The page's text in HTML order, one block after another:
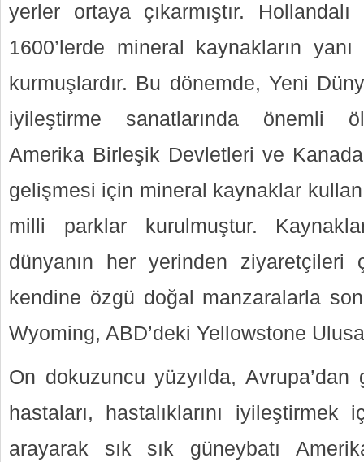
yerler ortaya çıkarmıştır.
1600’lerde mineral kaynakların
kurmuşlardır. Bu dönemde, Yeni
iyileştirme sanatlarında önemli
Amerika Birleşik Devletleri ve
gelişmesi için mineral kaynaklar
milli parklar kurulmuştur.
dünyanın her yerinden ziyaretçileri
kendine özgü doğal manzaralarla
Wyoming, ABD’deki Yellowstone
On dokuzuncu yüzyılda,
hastaları, hastalıklarını iyileştirmek
arayarak sık sık güneybatı